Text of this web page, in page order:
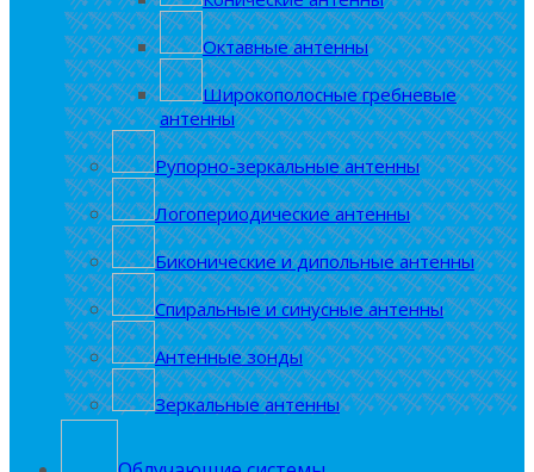
Октавные антенны
Широкополосные гребневые
антенны
Рупорно-зеркальные антенны
Логопериодические антенны
Биконические и дипольные антенны
Спиральные и синусные антенны
Антенные зонды
Зеркальные антенны